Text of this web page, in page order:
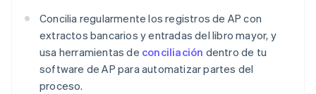
Concilia regularmente los registros de AP con
extractos bancarios y entradas del libro mayor, y
usa herramientas de conciliación dentro de tu
software de AP para automatizar partes del
proceso.